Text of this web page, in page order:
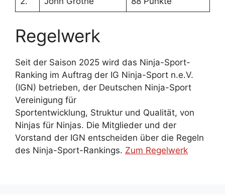
Regelwerk
Seit der Saison 2025 wird das Ninja-Sport-
Ranking im Auftrag der IG Ninja-Sport n.e.V.
(IGN) betrieben, der Deutschen Ninja-Sport
Vereinigung für
Sportentwicklung, Struktur und Qualität, von
Ninjas für Ninjas. Die Mitglieder und der
Vorstand der IGN entscheiden über die Regeln
des Ninja-Sport-Rankings. Zum Regelwerk